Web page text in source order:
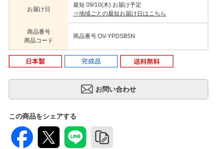
お届け日
最短 09/10(木) お届け予定
⇒地域ごとの最短お届け日はこちら
商品番号
商品コード
商品番号:OV-YPDSB5N
この商品をシェアする